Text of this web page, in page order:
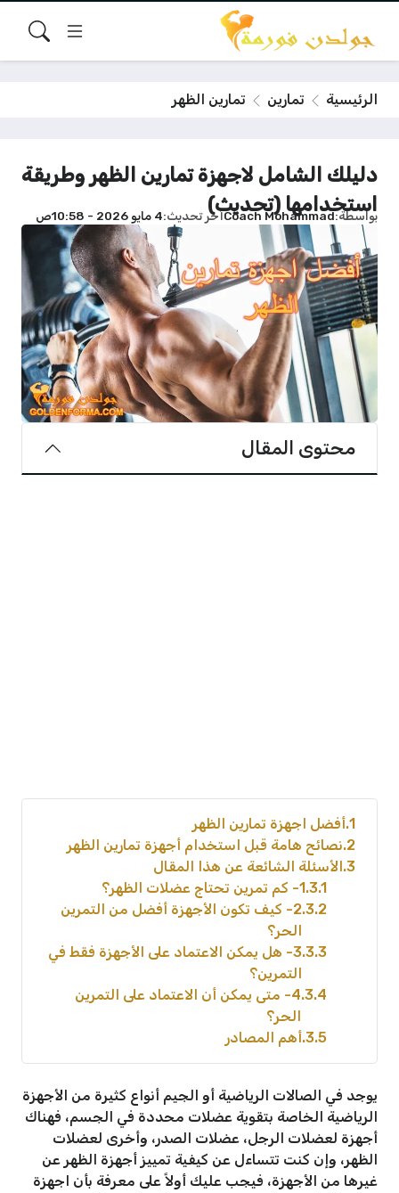
الرئيسية تمارين تمارين الظهر
دليلك الشامل لاجهزة تمارين الظهر وطريقة
استخدامها (تحديث)
بواسطة Coach Mohammadآخر تحديث 4 مايو 2026 - 10:58ص
محتوى المقال
1 أفضل اجهزة تمارين الظهر
2 نصائح هامة قبل استخدام أجهزة تمارين الظهر
3 الأسئلة الشائعة عن هذا المقال
3.1 1- كم تمرين تحتاج عضلات الظهر؟
3.2
2- كيف تكون الأجهزة أفضل من التمرين
الحر؟
3.3
3- هل يمكن الاعتماد على الأجهزة فقط في
التمرين؟
3.4
4- متى يمكن أن الاعتماد على التمرين
الحر؟
3.5 أهم المصادر
يوجد في الصالات الرياضية أو الجيم أنواع كثيرة من الأجهزة
الرياضية الخاصة بتقوية عضلات محددة في الجسم، فهناك
أجهزة لعضلات الرجل، عضلات الصدر، وأخرى لعضلات
الظهر، وإن كنت تتساءل عن كيفية تمييز أجهزة الظهر عن
غيرها من الأجهزة، فيجب عليك أولاً على معرفة بأن اجهزة